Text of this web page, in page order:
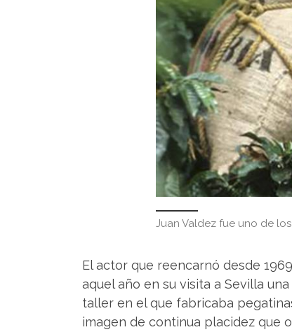
Juan Valdez fue uno de
El actor que reencarnó desde
aquel año en su visita a Sevilla
taller en el que fabricaba
imagen de continua placidez que